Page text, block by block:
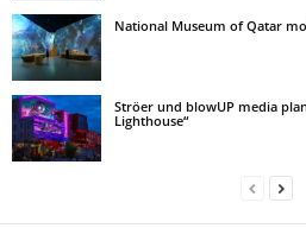
National Museum of Qatar
Ströer und blowUP media
Lighthouse“